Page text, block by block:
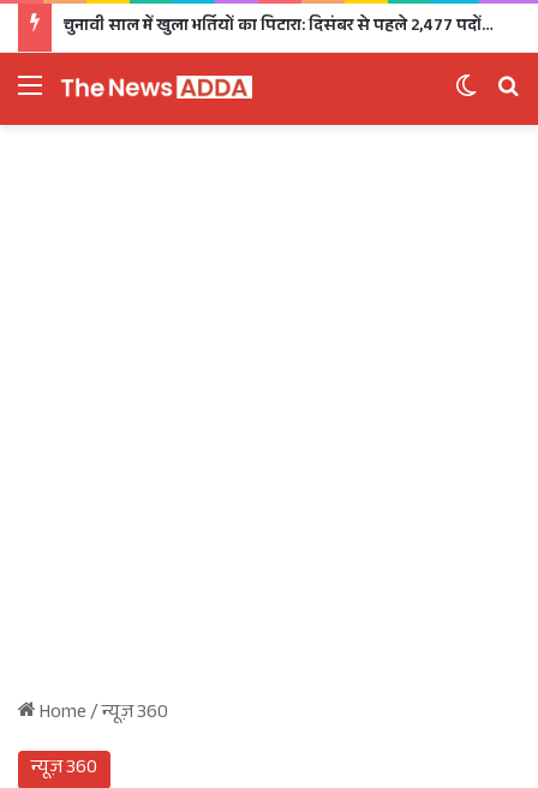
चुनावी साल में खुला भर्तियों का पिटारा: दिसंबर से पहले 2,477 पदों पर भर्ती, 1,470 पदों की परीक्षा भी होगी
Menu
Home/न्यूज़ 360
न्यूज़ 360